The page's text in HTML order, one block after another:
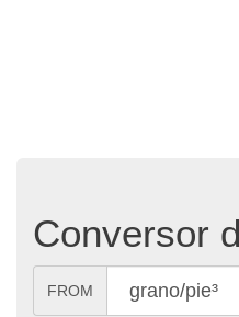
Conversor
FROM